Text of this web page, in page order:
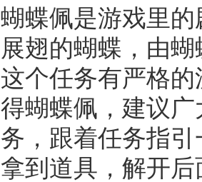
蝴蝶佩是游戏里
展翅的蝴蝶，由
这个任务有严格
得蝴蝶佩，建议
务，跟着任务指
拿到道具，解开